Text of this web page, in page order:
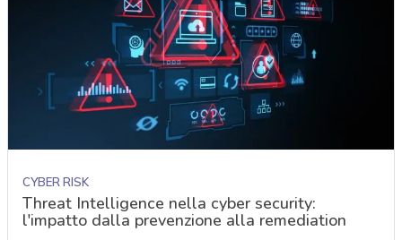
CYBER RISK
Threat Intelligence nella cyber security:
l'impatto dalla prevenzione alla remediation